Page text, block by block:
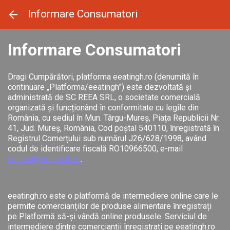
Informare Consumatori
Informare Consumatori
Dragi Cumpărători, platforma eeatingh.ro (denumită în
continuare „Platforma/eeatingh”) este dezvoltată și
administrată de SC REEA SRL, o societate comercială
organizată și funcționând în conformitate cu legile din
România, cu sediul în Mun. Târgu-Mureș, Piața Republicii Nr.
41, Jud. Mureș, România, Cod poștal 540110, înregistrată în
Registrul Comerțului sub numărul J26/628/1998, având
codul de identificare fiscală RO10966500, e-mail
contact@eeatingh.ro.
eeatingh.ro este o platformă de intermediere online care le
permite comercianților de produse alimentare înregistrați
pe Platformă să-și vândă online produsele. Serviciul de
intermediere dintre comercianții înregistrați pe eeatingh.ro